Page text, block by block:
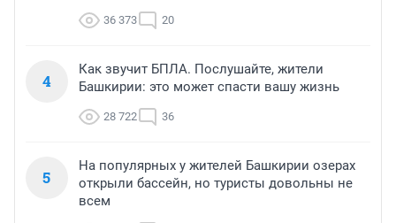
36 373 20
4
Как звучит БПЛА. Послушайте, жители
Башкирии: это может спасти вашу жизнь
28 722 36
5
На популярных у жителей Башкирии озерах
открыли бассейн, но туристы довольны не
всем